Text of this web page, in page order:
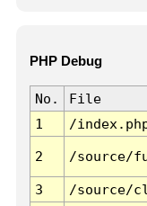
PHP Debug
No. File
1
/
2 /source/
3 /source/